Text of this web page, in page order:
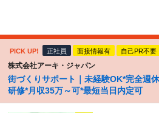
PICK UP! 正社員 面接情報有 自己PR不要
株式会社アーキ・ジャパン
街づくりサポート｜未経験OK*完全週
研修*月収35万～可*最短当日内定可